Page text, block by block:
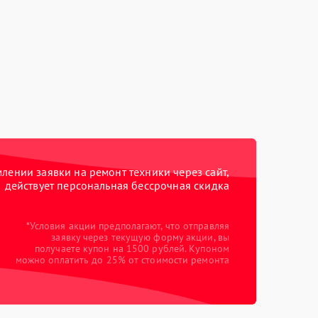
заявки на ремонт техники через сайт,
действует персональная бессрочная скидка
*Условия акции предполагают, что отправляя
заявку через текущую форму акции, вы
получаете купон на 1500 рублей. Купоном
можно оплатить до 25% от стоимости ремонта